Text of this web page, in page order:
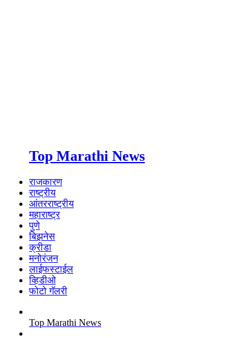
Top Marathi News
राजकारण
राष्ट्रीय
आंतरराष्ट्रीय
महाराष्ट्र
पुणे
बिझनेस
क्रीडा
मनोरंजन
लाईफस्टाईल
व्हिडीओ
फोटो गॅलरी
Top Marathi News